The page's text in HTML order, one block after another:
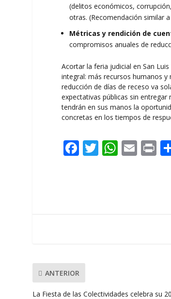
(delitos económicos,
otras. (Recomendación similar
Métricas y rendición de
compromisos anuales de
Acortar la feria judicial en San
integral: más recursos humanos y
reducción de días de receso va
expectativas públicas sin
tendrán en sus manos la
concretas en los tiempos de
F
o
T W
A
E
ANTERIOR
La Fiesta de las Colectividades celebra su